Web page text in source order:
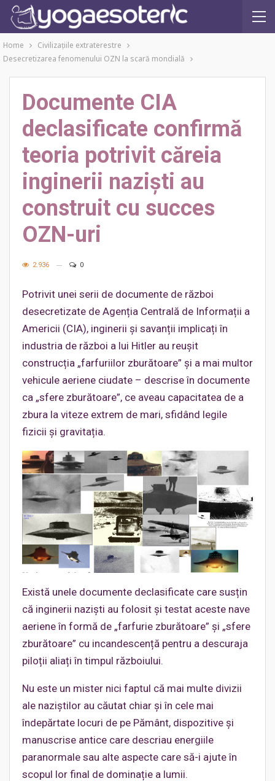
Home
Civilizaţiile extraterestre
Desecretizarea fenomenului OZN la scară mondială
Documente CIA
declasificate confirmă
teoria potrivit căreia
inginerii naziști au
construit cu succes
OZN-uri
2.936 0
Potrivit unei serii de documente de război
desecretizate de Agenția Centrală de Informații a
Americii (CIA), inginerii și savanții implicați în
industria de război a lui Hitler au reușit
construcția „farfuriilor zburătoare” și a mai multor
vehicule aeriene ciudate – descrise în documente
ca „sfere zburătoare”, ce aveau capacitatea de a
zbura la viteze extrem de mari, sfidând legile
fizicii și gravitația.
Există unele documente declasificate care susțin
că inginerii naziști au folosit și testat aceste nave
aeriene în formă de „farfurie zburătoare” și „sfere
zburătoare” cu incandescență pentru a descuraja
piloții aliați în timpul războiului.
Nu este un mister nici faptul că mai multe divizii
ale naziștilor au căutat chiar și în cele mai
îndepărtate locuri de pe Pământ, dispozitive și
manuscrise antice care descriau energiile
paranormale sau alte aspecte care să-i ajute în
scopul lor final de dominație a lumii.